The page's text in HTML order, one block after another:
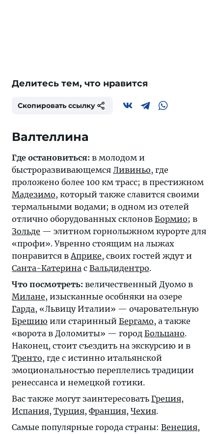
Делитесь тем, что нравится
Скопировать ссылку
Валтеллина
Где остановиться: в молодом и
быстроразвивающемся Ливиньо, где
проложено более 100 км трасс; в престижном
Мадезимо, который также славится своими
термальными водами; в одном из отелей
отлично оборудованных склонов Бормио; в
Зольде — элитном горнолыжном курорте для
«профи». Увренно стоящим на лыжах
понравится вАприке, своих гостей ждут и
Санта-Катерина с Вальдидентро.
Что посмотреть: величественный Дуомо в
Милане, изысканные особняки на озере
Гарда, «Львицу Италии» — очаровательную
Брешию или старинный Бергамо, а также
«ворота в Доломиты» — город Больцано.
Наконец, стоит съездить на экскурсию и в
Тренто, где с истинно итальянской
эмоциональностью переплелись традиции
ренессанса и немецкой готики.
Вас также могут заинтересовать Греция,
Испания, Турция, Франция, Чехия.
Самые популярные города страны: Венеция,